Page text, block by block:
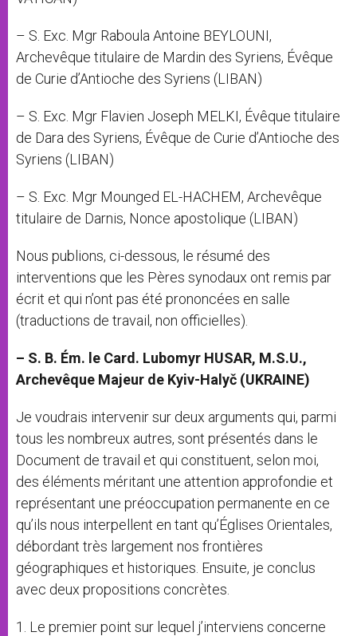
– S. Exc. Mgr Raboula Antoine BEYLOUNI,
Archevêque titulaire de Mardin des Syriens, Évêque
de Curie d’Antioche des Syriens (LIBAN)
– S. Exc. Mgr Flavien Joseph MELKI, Évêque titulaire
de Dara des Syriens, Évêque de Curie d’Antioche des
Syriens (LIBAN)
– S. Exc. Mgr Mounged EL-HACHEM, Archevêque
titulaire de Darnis, Nonce apostolique (LIBAN)
Nous publions, ci-dessous, le résumé des
interventions que les Pères synodaux ont remis par
écrit et qui n’ont pas été prononcées en salle
(traductions de travail, non officielles).
– S. B. Ém. le Card. Lubomyr HUSAR, M.S.U.,
Archevêque Majeur de Kyiv-Halyč (UKRAINE)
Je voudrais intervenir sur deux arguments qui, parmi
tous les nombreux autres, sont présentés dans le
Document de travail et qui constituent, selon moi,
des éléments méritant une attention approfondie et
représentant une préoccupation permanente en ce
qu’ils nous interpellent en tant qu’Églises Orientales,
débordant très largement nos frontières
géographiques et historiques. Ensuite, je conclus
avec deux propositions concrètes.
1. Le premier point sur lequel j’interviens concerne